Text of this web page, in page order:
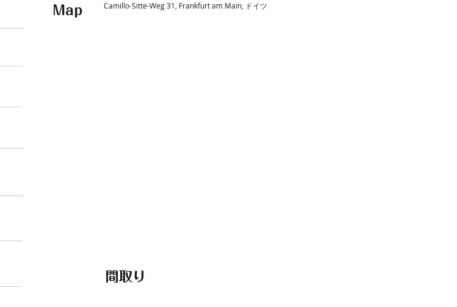
Map Camillo-Sitte-Weg 31, Frankfurt am Main, ドイツ
間取り